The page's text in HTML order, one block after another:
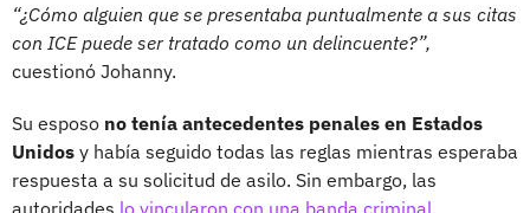
“¿Cómo alguien que se presentaba puntualmente a sus citas
con ICE puede ser tratado como un delincuente?”,
cuestionó Johanny.
Su esposo no tenía antecedentes penales en Estados
Unidos y había seguido todas las reglas mientras esperaba
respuesta a su solicitud de asilo. Sin embargo, las
autoridades lo vincularon con una banda criminal,